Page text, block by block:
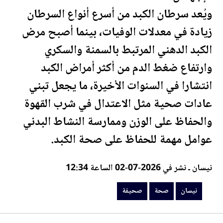
ويُعد سرطان الكبد من أسرع أنواع السرطان
زيادة في معدلات الوفيات، بينما أصبح مرض
الكبد الدهني المرتبط بالسمنة والسكري
وارتفاع ضغط الدم من أكثر أمراض الكبد
انتشارا في السنوات الأخيرة، ما يجعل تبني
عادات صحية مثل الاعتدال في شرب القهوة
والحفاظ على الوزن وممارسة النشاط البدني
عوامل مهمة للحفاظ علىصحةالكبد.
نيسان ـ نشر في 2026-07-02 الساعة 12:34
نيسان صحة صحيفة